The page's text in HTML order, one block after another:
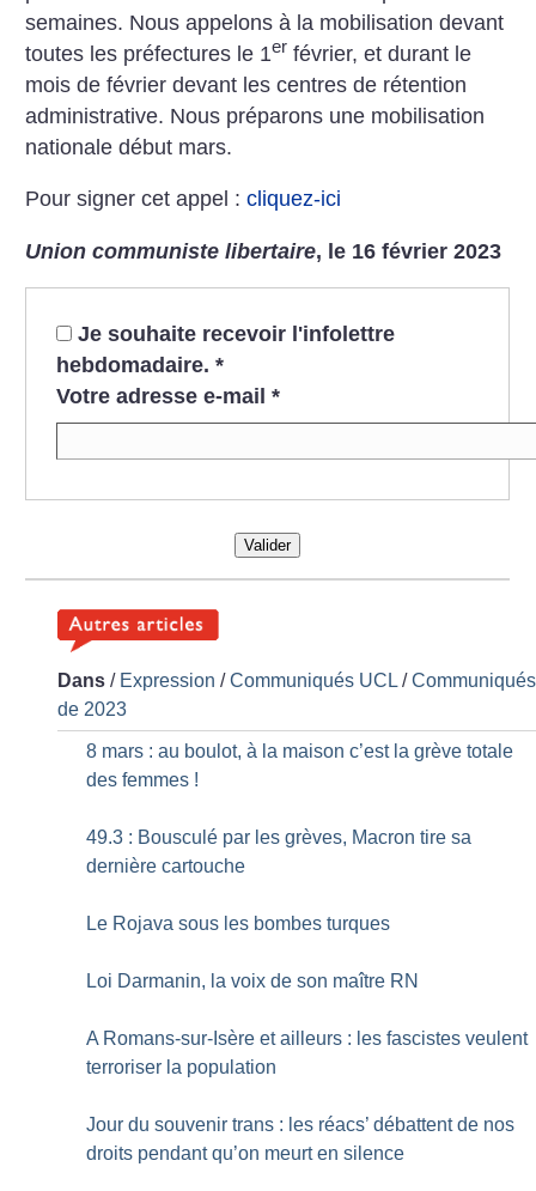
semaines. Nous appelons à la mobilisation devant
toutes les préfectures le 1er février, et durant le
mois de février devant les centres de rétention
administrative. Nous préparons une mobilisation
nationale début mars.
Pour signer cet appel :cliquez-ici
Union communiste libertaire, le 16 février 2023
Je souhaite recevoir l'infolettre
hebdomadaire. *
Votre adresse e-mail *
Valider
Dans / Expression /Communiqués UCL /Communiqués
de 2023
8 mars : au boulot, à la maison c’est la grève totale
des femmes !
49.3 : Bousculé par les grèves, Macron tire sa
dernière cartouche
Le Rojava sous les bombes turques
Loi Darmanin, la voix de son maître RN
A Romans-sur-Isère et ailleurs : les fascistes veulent
terroriser la population
Jour du souvenir trans : les réacs’ débattent de nos
droits pendant qu’on meurt en silence